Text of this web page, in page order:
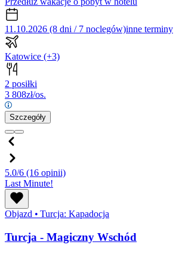
11.10.2026 (8 dni / 7 noclegów)inne terminy
Katowice (+3)
2 posiłki
3 808zł/os.
Szczegóły
5.0/6 (16 opinii)
Last Minute!
Objazd • Turcja: Kapadocja
Turcja - Magiczny Wschód